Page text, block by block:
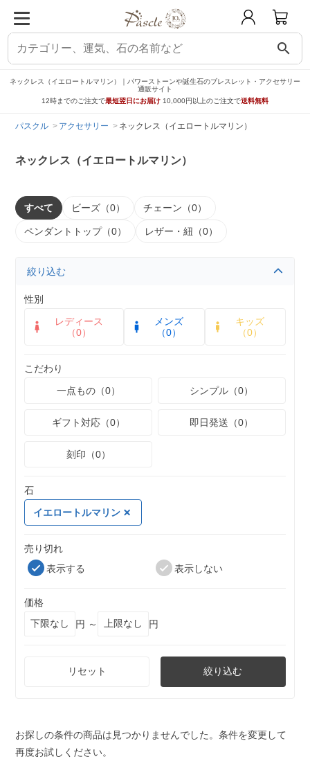
search
ネックレス（イエロートルマリン）｜パワーストーンや誕生石のブレスレット・アクセサリー
通販サイト
12時までのご注文で最短翌日にお届け 10,000円以上のご注文で送料無料
パスクル アクセサリー ネックレス（イエロートルマリン）
ネックレス（イエロートルマリン）
すべて ビーズ（0） チェーン（0）
ペンダントトップ（0） レザー・紐（0）
絞り込む
性別
レディース
（0）
メンズ
（0）
キッズ
（0）
こだわり
一点もの（0）
シンプル（0）
ギフト対応（0） 即日発送（0）
刻印（0）
石
イエロートルマリン
売り切れ
表示する
表示しない
価格
円 ～
円
リセット 絞り込む
お探しの条件の商品は見つかりませんでした。条件を変更して
再度お試しください。